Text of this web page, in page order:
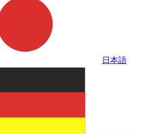
日本語